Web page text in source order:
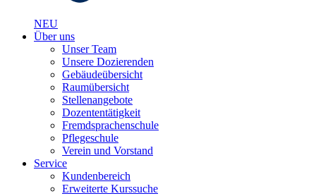
NEU
Über uns
Unser Team
Unsere Dozierenden
Gebäudeübersicht
Raumübersicht
Stellenangebote
Dozententätigkeit
Fremdsprachenschule
Pflegeschule
Verein und Vorstand
Service
Kundenbereich
Erweiterte Kurssuche